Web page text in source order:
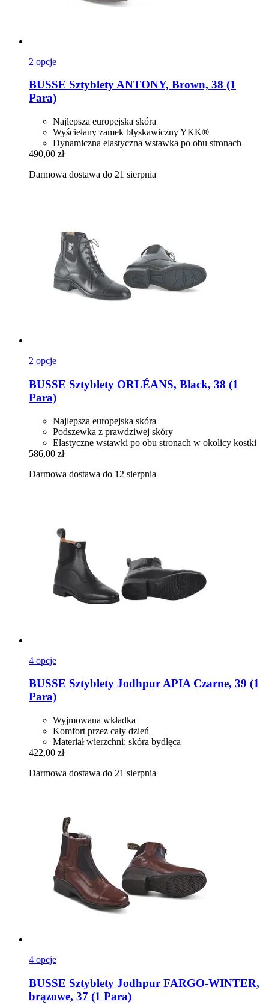
2 opcje
BUSSE Sztyblety ANTONY, Brown, 38 (1
Para)
Najlepsza europejska skóra
Wyściełany zamek błyskawiczny YKK®
Dynamiczna elastyczna wstawka po obu stronach
490,00 zł
Darmowa dostawa do 21 sierpnia
2 opcje
BUSSE Sztyblety ORLÉANS, Black, 38 (1
Para)
Najlepsza europejska skóra
Podszewka z prawdziwej skóry
Elastyczne wstawki po obu stronach w okolicy kostki
586,00 zł
Darmowa dostawa do 12 sierpnia
4 opcje
BUSSE Sztyblety Jodhpur APIA Czarne, 39 (1
Para)
Wyjmowana wkładka
Komfort przez cały dzień
Materiał wierzchni: skóra bydlęca
422,00 zł
Darmowa dostawa do 21 sierpnia
4 opcje
BUSSE Sztyblety Jodhpur FARGO-​WINTER,
brązowe, 37 (1 Para)